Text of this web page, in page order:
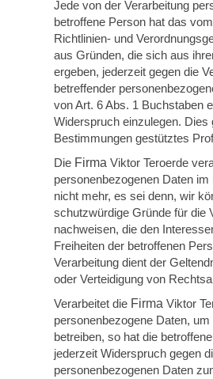
Jede von der Verarbeitung
betroffene Person hat das
Richtlinien- und
aus Gründen, die sich aus
ergeben, jederzeit gegen die
betreffender
von Art. 6 Abs. 1 Buchstaben
Widerspruch einzulegen. Dies
Bestimmungen gestütztes
Die Firma Viktor Teroerde
personenbezogenen Daten
nicht mehr, es sei denn, wir
schutzwürdige Gründe für die
nachweisen, die den
Freiheiten der betroffenen
Verarbeitung dient der
oder Verteidigung von
Verarbeitet die Firma Viktor
personenbezogene Daten,
betreiben, so hat die
jederzeit Widerspruch gegen
personenbezogenen Daten